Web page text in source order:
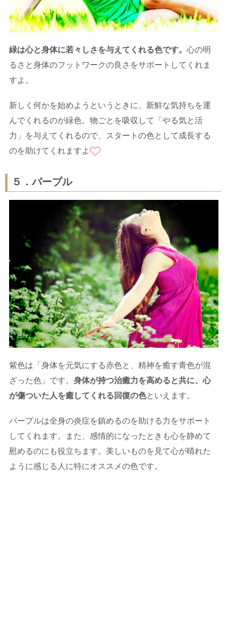
緑は心と身体に若々しさを与えてくれる色です。 心の明
るさと身体のフットワークの良さをサポートしてくれま
すよ。
新しく何かを始めようというときに、新鮮な気持ちを運
んでくれるのが緑色。物ごとを吸収して「やる気と活
力」を与えてくれるので、スタートの色として成長する
のを助けてくれますよ
５．パープル
紫色は「身体を元気にする赤色と、精神を癒す青色が混
ざった色」です。 身体が持つ治癒力を高めると共に、心
が傷ついた人を癒してくれる回復の色といえます。
パープルは全身の炎症を鎮めるのを助ける力をサポート
してくれます。また、感情的になったときも心を静めて
慰めるのにも役立ちます。美しいものを見て心が晴れた
ように感じる人に特にオススメの色です。